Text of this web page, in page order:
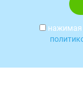
нажимая